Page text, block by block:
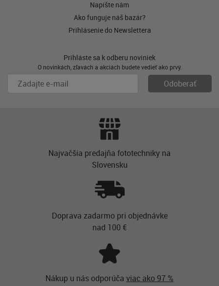
Napíšte nám
Ako funguje náš bazár?
Prihlásenie do Newslettera
Prihláste sa k odberu noviniek
O novinkách, zľavách a akciách budete vedieť ako prvý.
Najvačšia predajňa fototechniky na
Slovensku
Doprava zadarmo pri objednávke
nad 100 €
Nákup u nás odporúča viac ako 97 %